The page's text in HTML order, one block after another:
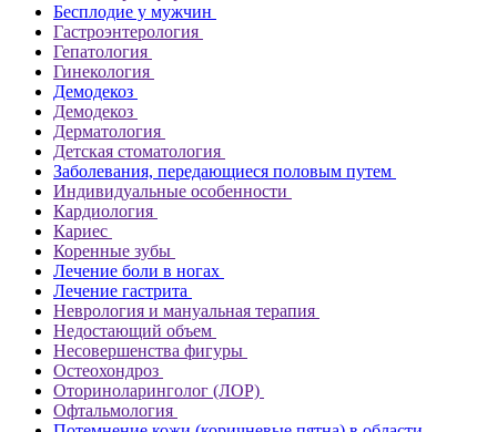
Бесплодие у мужчин
Гастроэнтерология
Гепатология
Гинекология
Демодекоз
Демодекоз
Дерматология
Детская стоматология
Заболевания, передающиеся половым путем
Индивидуальные особенности
Кардиология
Кариес
Коренные зубы
Лечение боли в ногах
Лечение гастрита
Неврология и мануальная терапия
Недостающий объем
Несовершенства фигуры
Остеохондроз
Оториноларинголог (ЛОР)
Офтальмология